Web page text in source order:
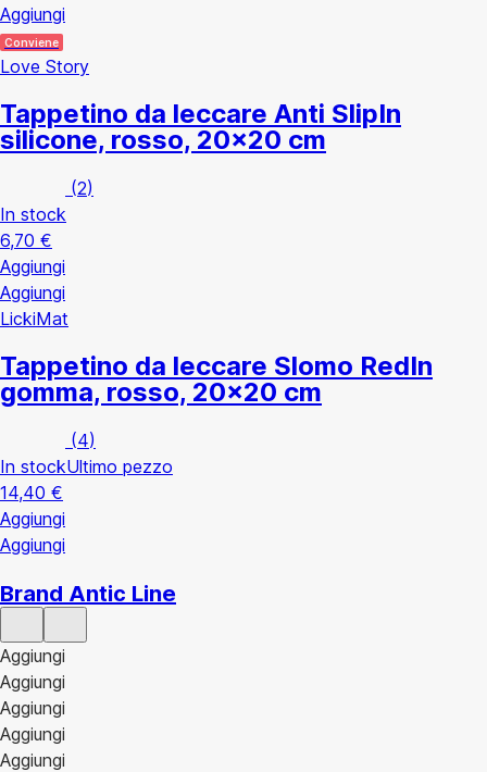
Aggiungi
Conviene
Love Story
Tappetino da leccare Anti SlipIn
silicone, rosso, 20x20 cm
(2)
In stock
6,70 €
Aggiungi
Aggiungi
LickiMat
Tappetino da leccare Slomo RedIn
gomma, rosso, 20x20 cm
(4)
In stockUltimo pezzo
14,40 €
Aggiungi
Aggiungi
Brand Antic Line
Aggiungi
Aggiungi
Aggiungi
Aggiungi
Aggiungi